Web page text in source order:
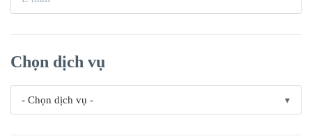
Chọn dịch vụ